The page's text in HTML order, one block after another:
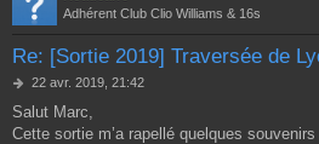
Adhérent Club Clio Williams & 16s
Re: [Sortie 2019] Traversée de
M
s
s
22 avr. 2019, 21:42
Salut Marc,
Cette sortie m’a rapellé quelques souvenirs